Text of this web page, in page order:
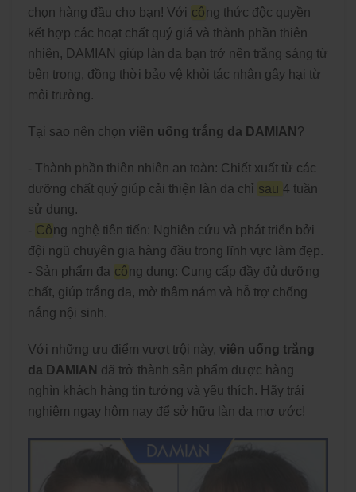
chọn hàng đầu cho bạn! Với công thức độc quyền
kết hợp các hoạt chất quý giá và thành phần thiên
nhiên, DAMIAN giúp làn da bạn trở nên trắng sáng từ
bên trong, đồng thời bảo vệ khỏi tác nhân gây hại từ
môi trường.
Tại sao nên chọn viên uống trắng da DAMIAN ?
- Thành phần thiên nhiên an toàn: Chiết xuất từ các
dưỡng chất quý giúp cải thiện làn da chỉ sau 4 tuần
sử dụng.
- Công nghệ tiên tiến: Nghiên cứu và phát triển bởi
đội ngũ chuyên gia hàng đầu trong lĩnh vực làm đẹp.
- Sản phẩm đa công dụng: Cung cấp đầy đủ dưỡng
chất, giúp trắng da, mờ thâm nám và hỗ trợ chống
nắng nội sinh.
Với những ưu điểm vượt trội này, viên uống trắng
da DAMIAN đã trở thành sản phẩm được hàng
nghìn khách hàng tin tưởng và yêu thích. Hãy trải
nghiệm ngay hôm nay để sở hữu làn da mơ ước!